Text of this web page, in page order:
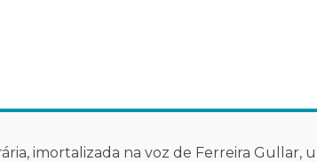
imortalizada na voz de Ferreira Gullar,